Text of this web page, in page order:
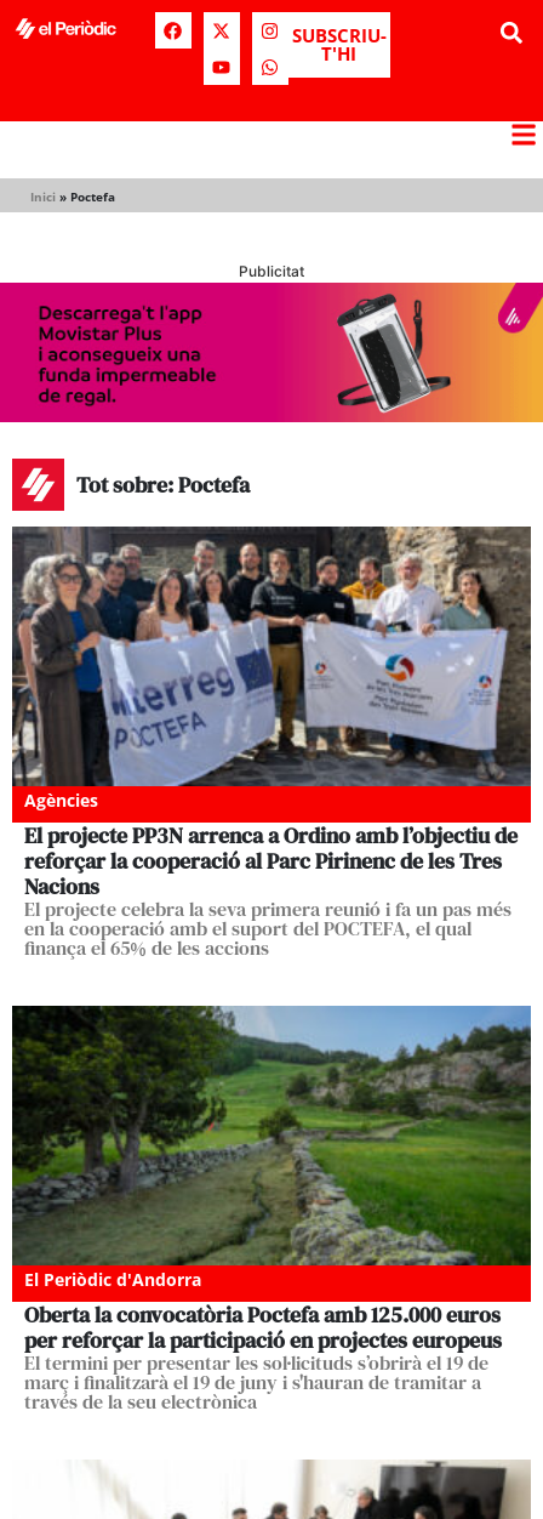
SUBSCRIU-
T'HI
Inici » Poctefa
Publicitat
Tot sobre: Poctefa
Agències
El projecte PP3N arrenca a Ordino amb l’objectiu de
reforçar la cooperació al Parc Pirinenc de les Tres
Nacions
El projecte celebra la seva primera reunió i fa un pas més
en la cooperació amb el suport del POCTEFA, el qual
finança el 65% de les accions
El Periòdic d'Andorra
Oberta la convocatòria Poctefa amb 125.000 euros
per reforçar la participació en projectes europeus
El termini per presentar les sol·licituds s’obrirà el 19 de
març i finalitzarà el 19 de juny i s'hauran de tramitar a
través de la seu electrònica